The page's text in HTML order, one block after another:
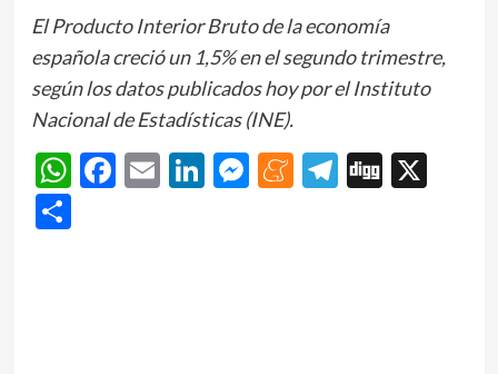
El Producto Interior Bruto de la economía
española creció un 1,5% en el segundo trimestre,
según los datos publicados hoy por el Instituto
Nacional de Estadísticas (INE).
WhatsApp
Facebook
EmailLinkedIn
Messenger
Meneame
Telegram
Digg
X
Share